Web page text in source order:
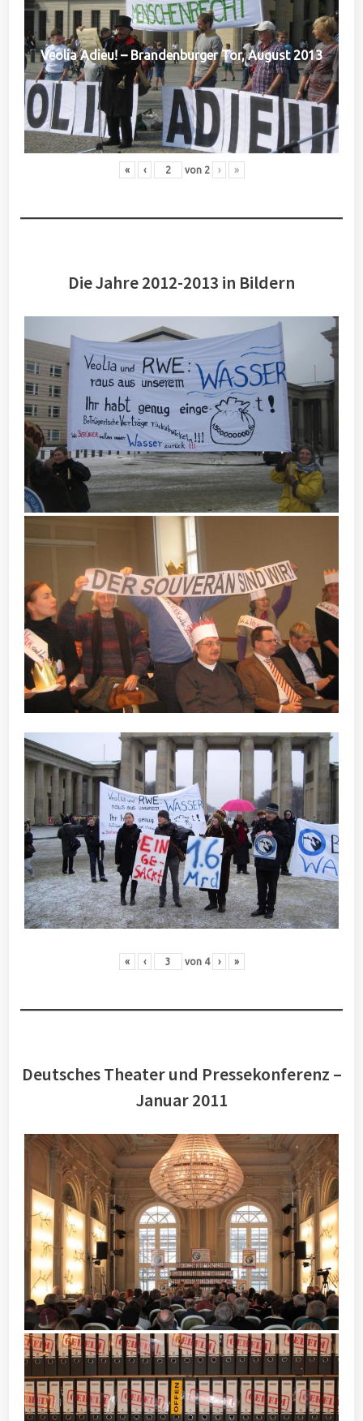
Veolia Adieu! – Brandenburger Tor, August 2013
« ‹ von 2 › »
Die Jahre 2012-2013 in Bildern
« ‹ von 4 › »
Deutsches Theater und Pressekonferenz –
Januar 2011